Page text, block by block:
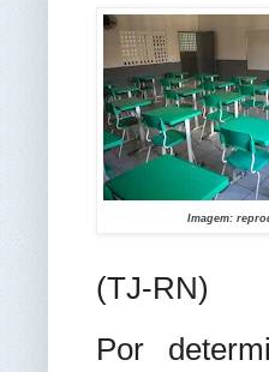
Imagem:
(TJ-RN)
Por